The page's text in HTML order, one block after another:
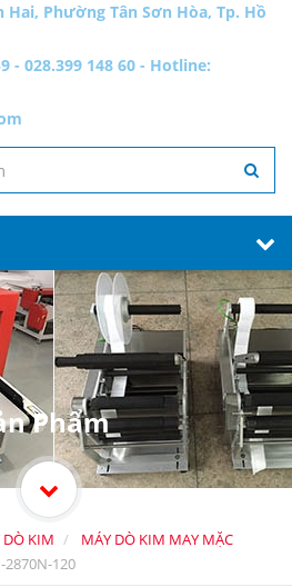
Hai, Phường Tân Sơn Hòa, Tp. Hồ
- 028.399 148 60 - Hotline:
DÒ KIM
MÁY DÒ KIM MAY MẶC
2870N-120
Phẩm